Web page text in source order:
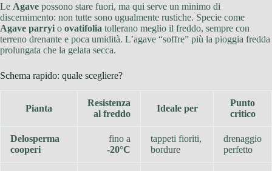
Le Agave possono stare fuori, ma qui serve un minimo di
discernimento: non tutte sono ugualmente rustiche. Specie come
Agave parryi o ovatifolia tollerano meglio il freddo, sempre con
terreno drenante e poca umidità. L’agave “soffre” più la pioggia fredda
prolungata che la gelata secca.
Schema rapido: quale scegliere?
Pianta
Resistenza
al freddo
Ideale per
Punto
critico
Delosperma
cooperi
fino a
-20°C
tappeti fioriti,
bordure
drenaggio
perfetto